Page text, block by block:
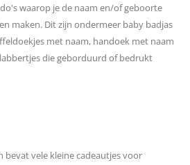
waarop je de naam en/of geboorte
maken. Dit zijn ondermeer baby badjas
met naam, handoek met naam
die geborduurd of bedrukt
bevat vele kleine cadeautjes voor